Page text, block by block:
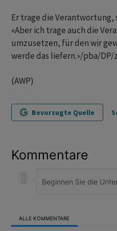
Er trage die Verantwortung,
«Aber ich trage auch die
umzusetzen, für den wir
werde das liefern.»/pba/DP/
(AWP)
Bevorzugte Quelle
Kommentare
ALLE KOMMENTARE